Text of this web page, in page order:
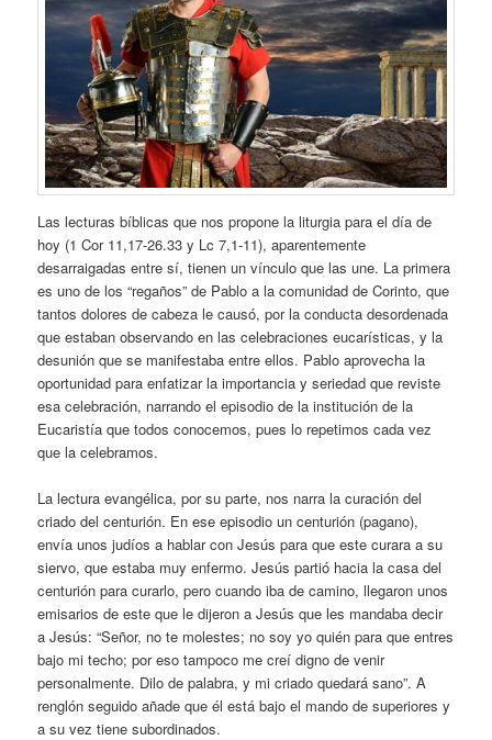
Las lecturas bíblicas que nos propone la liturgia para el día de
hoy (1 Cor 11,17-26.33 y Lc 7,1-11), aparentemente
desarraigadas entre sí, tienen un vínculo que las une. La primera
es uno de los “regaños” de Pablo a la comunidad de Corinto, que
tantos dolores de cabeza le causó, por la conducta desordenada
que estaban observando en las celebraciones eucarísticas, y la
desunión que se manifestaba entre ellos. Pablo aprovecha la
oportunidad para enfatizar la importancia y seriedad que reviste
esa celebración, narrando el episodio de la institución de la
Eucaristía que todos conocemos, pues lo repetimos cada vez
que la celebramos.
La lectura evangélica, por su parte, nos narra la curación del
criado del centurión. En ese episodio un centurión (pagano),
envía unos judíos a hablar con Jesús para que este curara a su
siervo, que estaba muy enfermo. Jesús partió hacia la casa del
centurión para curarlo, pero cuando iba de camino, llegaron unos
emisarios de este que le dijeron a Jesús que les mandaba decir
a Jesús: “Señor, no te molestes; no soy yo quién para que entres
bajo mi techo; por eso tampoco me creí digno de venir
personalmente. Dilo de palabra, y mi criado quedará sano”. A
renglón seguido añade que él está bajo el mando de superiores y
a su vez tiene subordinados.